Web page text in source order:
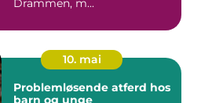
Drammen, m...
10. mai
Problemløsende atferd hos
barn og unge